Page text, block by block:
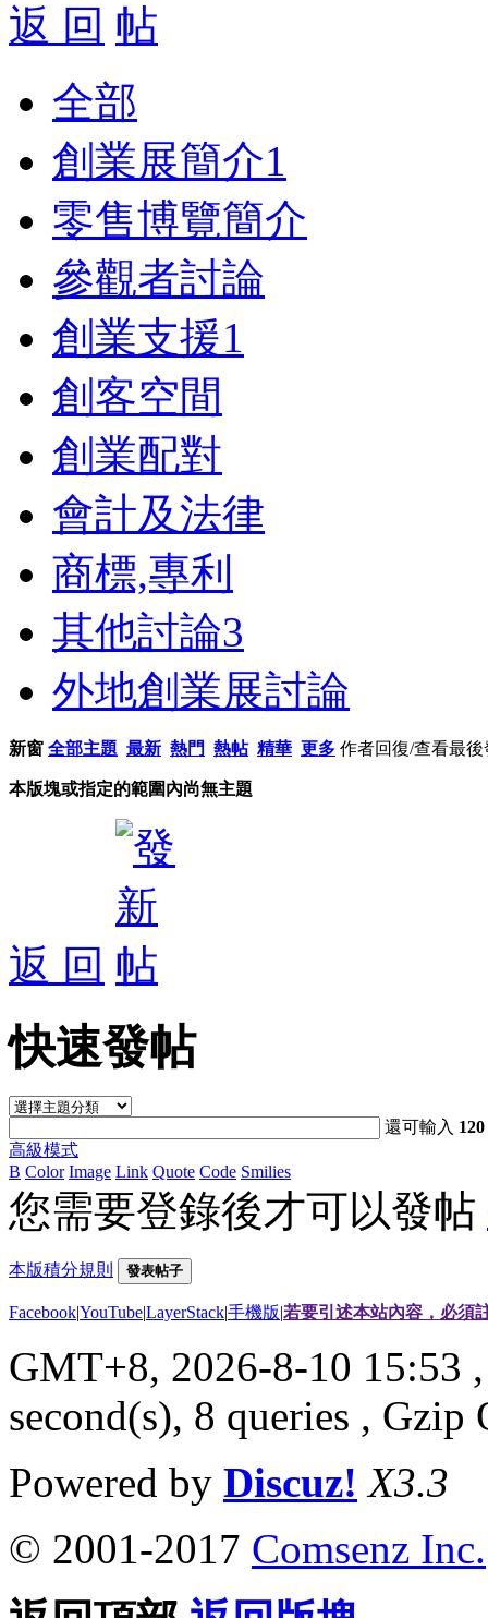
返 回
全部
創業展簡介1
零售博覽簡介
參觀者討論
創業支援1
創客空間
創業配對
會計及法律
商標,專利
其他討論3
外地創業展討論
新窗 全部主題 最新 熱門 熱帖 精華 更多 作者回復/查看最後
本版塊或指定的範圍內尚無主題
返 回
快速發帖
還可輸入 120
高級模式
B Color Image Link Quote Code Smilies
您需要登錄後才可以發帖
本版積分規則 發表帖子
Facebook|YouTube|LayerStack|手機版|若要引述本站內容，必須
GMT+8, 2026-8-10 15:53
second(s), 8 queries , Gzip
Powered by Discuz! X3.3
© 2001-2017 Comsenz Inc.